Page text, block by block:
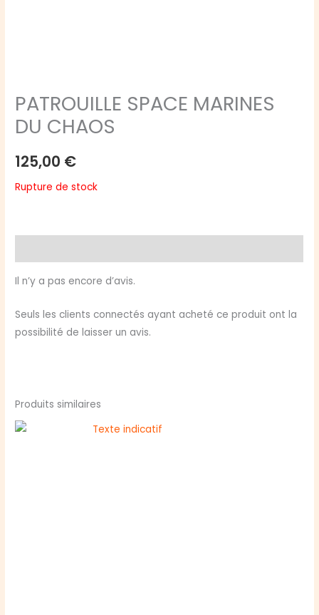
PATROUILLE SPACE MARINES
DU CHAOS
125,00 €
Rupture de stock
Il n’y a pas encore d’avis.
Seuls les clients connectés ayant acheté ce produit ont la
possibilité de laisser un avis.
Produits similaires